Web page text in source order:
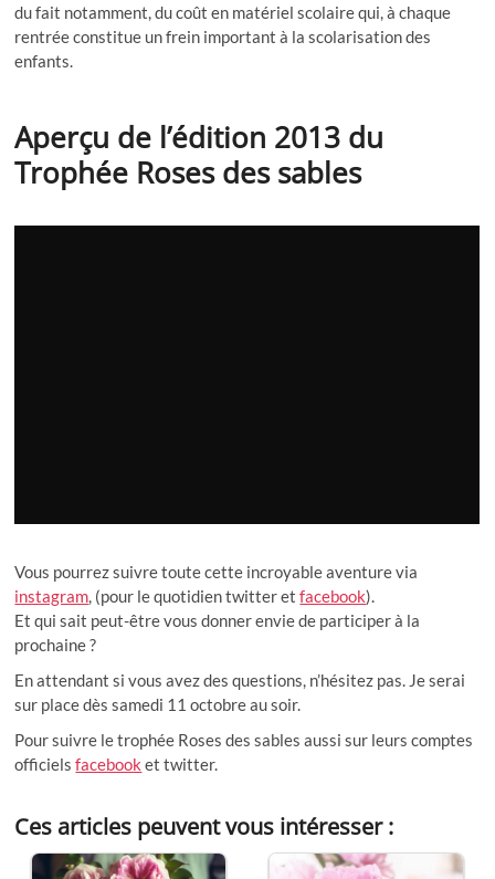
du fait notamment, du coût en matériel scolaire qui, à chaque
rentrée constitue un frein important à la scolarisation des
enfants.
Aperçu de l’édition 2013 du
Trophée Roses des sables
Vous pourrez suivre toute cette incroyable aventure via
instagram, (pour le quotidien twitter etfacebook).
Et qui sait peut-être vous donner envie de participer à la
prochaine ?
En attendant si vous avez des questions, n’hésitez pas. Je serai
sur place dès samedi 11 octobre au soir.
Pour suivre le trophée Roses des sables aussi sur leurs comptes
officielsfacebook et twitter.
Ces articles peuvent vous intéresser :